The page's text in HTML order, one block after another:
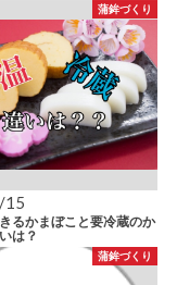
蒲鉾づくり
15
るかまぼこと要冷蔵のか
は？
蒲鉾づくり